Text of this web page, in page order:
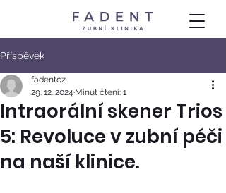
Příspěvek
Intraorální skener Trios
5: Revoluce v zubní péči
na naší klinice.
fadentcz
29. 12. 2024 Minut čtení: 1